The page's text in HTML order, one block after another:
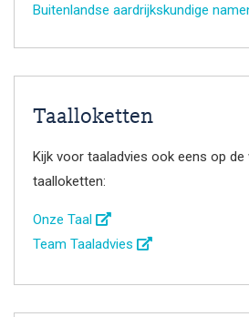
Buitenlandse aardrijkskundige
Taalloketten
Kijk voor taaladvies ook eens op de
taalloketten:
Onze Taal
Team Taaladvies